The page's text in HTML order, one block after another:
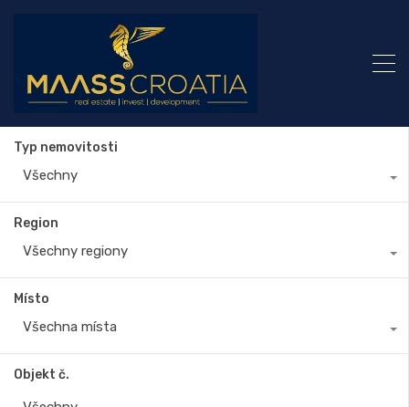
Typ nemovitosti
Všechny
Region
Všechny regiony
Místo
Všechna místa
Objekt č.